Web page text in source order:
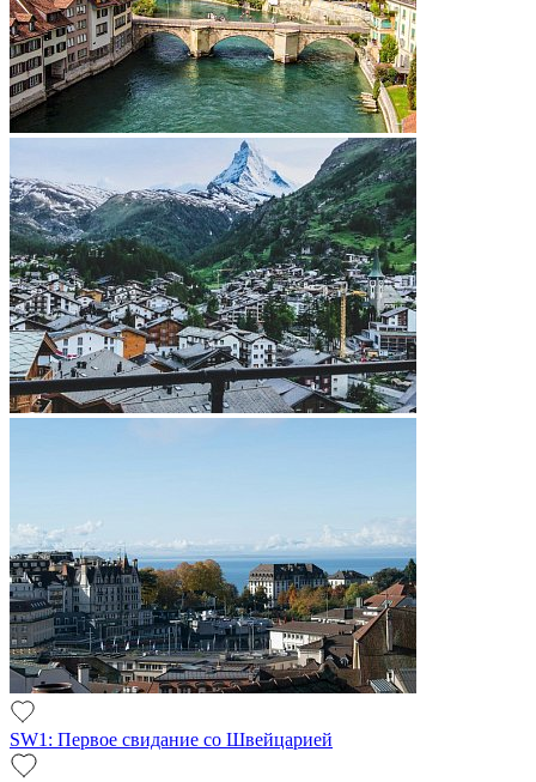
SW1: Первое свидание со Швейцарией